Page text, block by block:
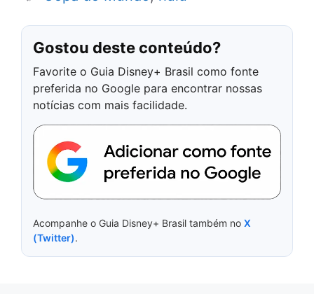
Gostou deste conteúdo?
Favorite o Guia Disney+ Brasil como fonte
preferida no Google para encontrar nossas
notícias com mais facilidade.
Acompanhe o Guia Disney+ Brasil também no X
(Twitter).